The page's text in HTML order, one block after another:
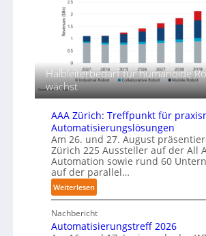
e
e
r
t
i
g
u
n
g
e
r
ü
r
T
a
u
c
h
o
b
a
s
c
h
n
e
n
p
e
r
C
o
Halbleiterbedarf für humanoide
wächst
AAA Zürich: Treffpunkt für
Automatisierungslösungen
Am 26. und 27. August
Zürich 225 Aussteller auf der All
Automation sowie rund 60
auf der parallel…
Weiterlesen:
A
A
A
Nachbericht
Automatisierungstreff 2026